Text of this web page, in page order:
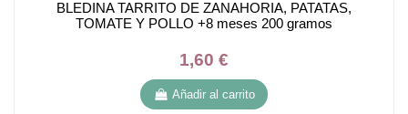
BLEDINA TARRITO DE ZANAHORIA, PATATAS,
TOMATE Y POLLO +8 meses 200 gramos
1,60 €
Añadir al carrito